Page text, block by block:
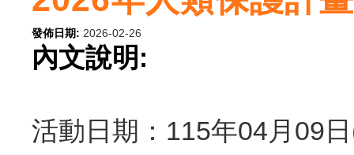
發佈日期: 2026-02-26
內文說明:
活動日期：115年04月09